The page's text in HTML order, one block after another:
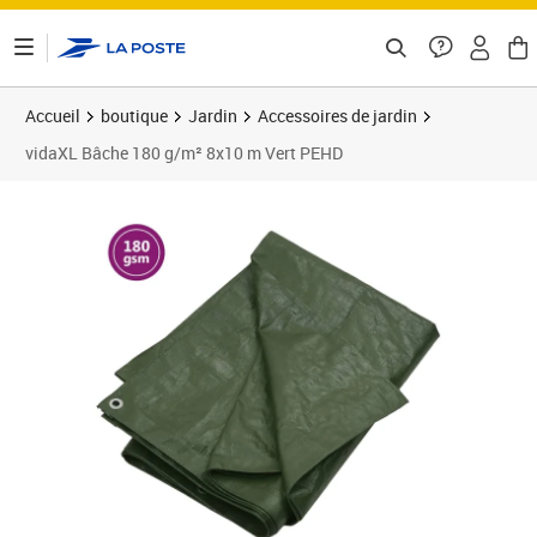
Accueil boutique Jardin
Accessoires de jardin
vidaXL Bâche 180 g/m² 8x10 m Vert PEHD